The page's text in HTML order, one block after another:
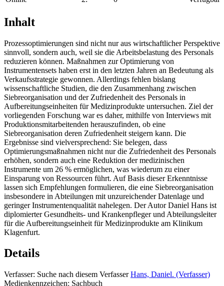
Inhalt
Prozessoptimierungen sind nicht nur aus wirtschaftlicher Perspektive
sinnvoll, sondern auch, weil sie die Arbeitsbelastung des Personals
reduzieren können. Maßnahmen zur Optimierung von
Instrumentensets haben erst in den letzten Jahren an Bedeutung als
Verkaufsstrategie gewonnen. Allerdings fehlen bislang
wissenschaftliche Studien, die den Zusammenhang zwischen
Siebreorganisation und der Zufriedenheit des Personals in
Aufbereitungseinheiten für Medizinprodukte untersuchen. Ziel der
vorliegenden Forschung war es daher, mithilfe von Interviews mit
Produktionsmitarbeitenden herauszufinden, ob eine
Siebreorganisation deren Zufriedenheit steigern kann. Die
Ergebnisse sind vielversprechend: Sie belegen, dass
Optimierungsmaßnahmen nicht nur die Zufriedenheit des Personals
erhöhen, sondern auch eine Reduktion der medizinischen
Instrumente um 26 % ermöglichen, was wiederum zu einer
Einsparung von Ressourcen führt. Auf Basis dieser Erkenntnisse
lassen sich Empfehlungen formulieren, die eine Siebreorganisation
insbesondere in Abteilungen mit unzureichender Datenlage und
geringer Instrumentenqualität nahelegen. Der Autor Daniel Hans ist
diplomierter Gesundheits- und Krankenpfleger und Abteilungsleiter
für die Aufbereitungseinheit für Medizinprodukte am Klinikum
Klagenfurt.
Details
Verfasser: Suche nach diesem Verfasser Hans, Daniel. (Verfasser)
Medienkennzeichen: Sachbuch